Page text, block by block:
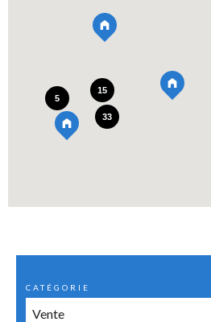
33
15
5
CATÉGORIE
Vente